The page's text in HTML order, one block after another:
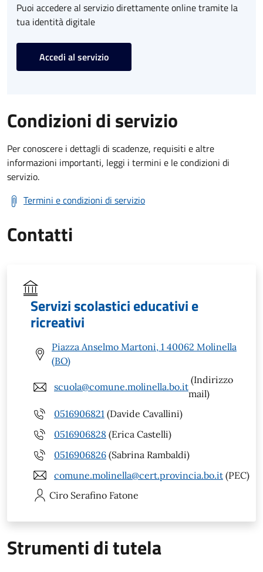
Puoi accedere al servizio direttamente online tramite la
tua identità digitale
Accedi al servizio
Condizioni di servizio
Per conoscere i dettagli di scadenze, requisiti e altre
informazioni importanti, leggi i termini e le condizioni di
servizio.
Termini e condizioni di servizio
Contatti
Servizi scolastici educativi e
ricreativi
Piazza Anselmo Martoni, 1 40062 Molinella
(BO)
scuola@comune.molinella.bo.it
(Indirizzo
mail)
0516906821 (Davide Cavallini)
0516906828 (Erica Castelli)
0516906826 (Sabrina Rambaldi)
comune.molinella@cert.provincia.bo.it (PEC)
Ciro Serafino Fatone
Strumenti di tutela